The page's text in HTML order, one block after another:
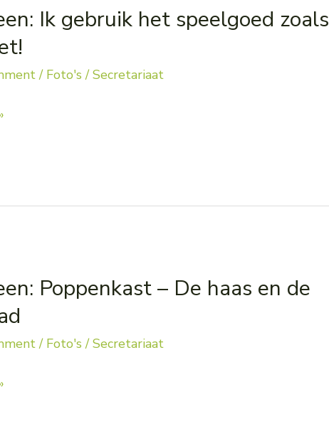
Ik gebruik het speelgoed zoals
/ Foto's /Secretariaat
Poppenkast – De haas en de
/ Foto's /Secretariaat